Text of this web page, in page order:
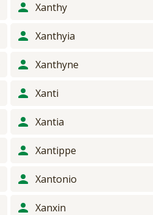
Xanthy
Xanthyia
Xanthyne
Xanti
Xantia
Xantippe
Xantonio
Xanxin